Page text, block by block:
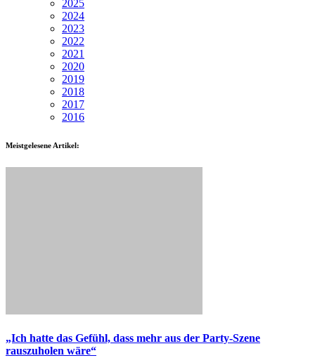
2025
2024
2023
2022
2021
2020
2019
2018
2017
2016
Meistgelesene Artikel:
„Ich hatte das Gefühl, dass mehr aus der Party-Szene
rauszuholen wäre“